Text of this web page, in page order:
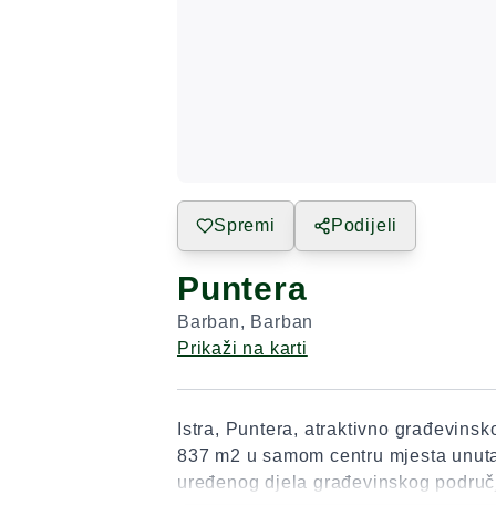
Spremi Podijeli
Puntera
Barban, Barban
Prikaži na karti
Istra, Puntera, atraktivno
837 m2 u samom centru mjesta
uređenog djela građevinskog